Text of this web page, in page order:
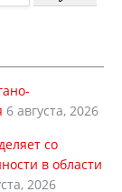
6 августа, 2026
со
в области
2026